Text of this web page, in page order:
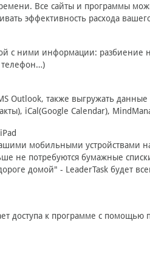
Все сайты и программы
эффективность расхода
с ними информации: разбиение
телефон…)
Outlook, также выгружать данные
iCal(Google Calendar),
мобильными устройствами
не потребуются бумажные
домой" - LeaderTask будет
доступа к программе с помощью